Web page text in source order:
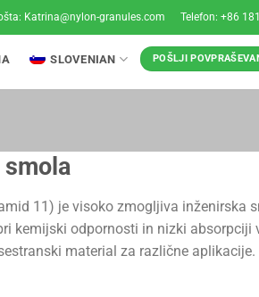
Katrina@nylon-granules.com Telefon: +86
SLOVENIAN POŠLJI
11) je visoko zmogljiva inženirska
kemijski odpornosti in nizki absorpciji
material za različne aplikacije.